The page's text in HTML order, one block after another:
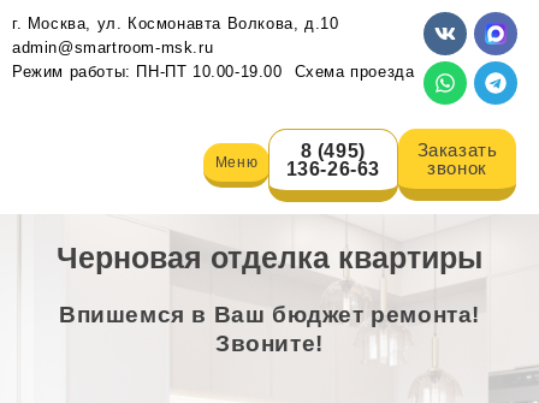
г. Москва, ул. Космонавта Волкова, д.10
admin@smartroom-msk.ru
Режим работы: ПН-ПТ 10.00-19.00
Схема проезда
Меню
8 (495)
136-26-63
Заказать
звонок
Черновая отделка квартиры
Впишемся в Ваш бюджет ремонта!
Звоните!